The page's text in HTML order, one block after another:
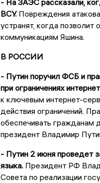
- На ЗАЭС рассказали,
ВСУ. Повреждения
устранят, когда
коммуникациям Яшина.
В РОССИИ
- Путин поручил ФСБ и
при ограничениях
к ключевым интернет-
действия ограничений.
обеспечивать гражданам
президент Владимир
- Путин 2 июня проведет
языка. Президент РФ
Совета по реализации